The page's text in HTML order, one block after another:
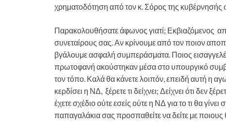
χρηματοδότηση από τον κ. Σόρος της κυβέρνησής
Παρακολουθήσατε άφωνος γιατί; Εκβιαζόμενος
συνεταίρους σας. Αν κρίνουμε από τον ποιον
βγάλουμε ασφαλή συμπεράσματα. Ποιος
πρωτοφανή ακούστηκαν μέσα στο υπουργικό
τον τόπο. Καλά θα κάνετε λοιπόν, επειδή αυτή η
κερδίσει η ΝΔ, ξέρετε τι δείχνει; Δείχνει ότι δεν
έχετε σχέδιο ούτε εσείς ούτε η ΝΔ για το τι θα
παπαγαλάκια σας προσπαθείτε να δείτε με